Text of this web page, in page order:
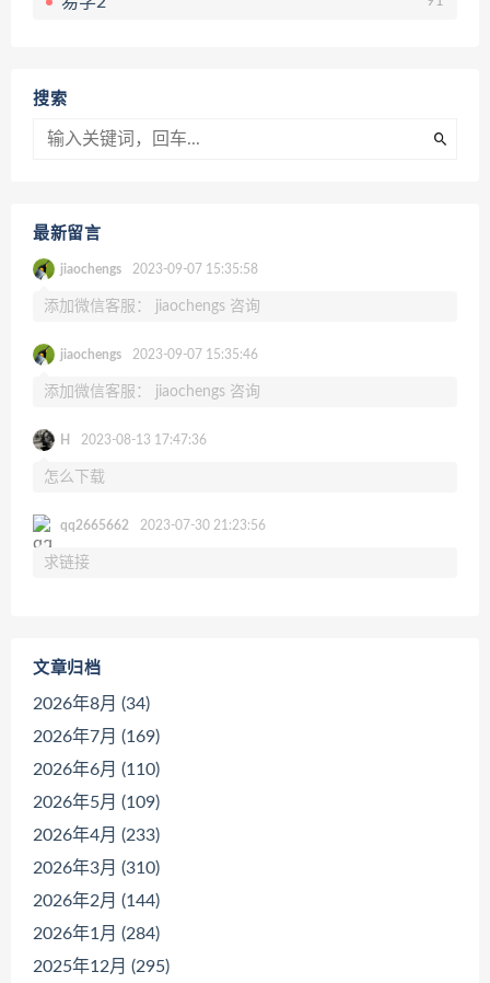
搜索
最新留言
jiaochengs 2023-09-07 15:35:58
添加微信客服： jiaochengs 咨询
jiaochengs 2023-09-07 15:35:46
添加微信客服： jiaochengs 咨询
H 2023-08-13 17:47:36
怎么下载
qq2665662 2023-07-30 21:23:56
求链接
文章归档
2026年8月 (34)
2026年7月 (169)
2026年6月 (110)
2026年5月 (109)
2026年4月 (233)
2026年3月 (310)
2026年2月 (144)
2026年1月 (284)
2025年12月 (295)